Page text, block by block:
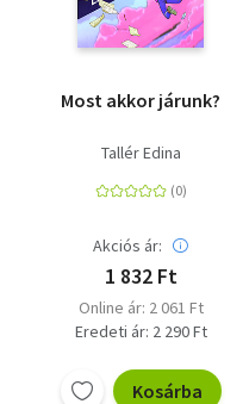
Most akkor járunk?
Tallér Edina
Akciós ár:
1 832 Ft
Online ár: 2 061 Ft
Eredeti ár: 2 290 Ft
Kosárba